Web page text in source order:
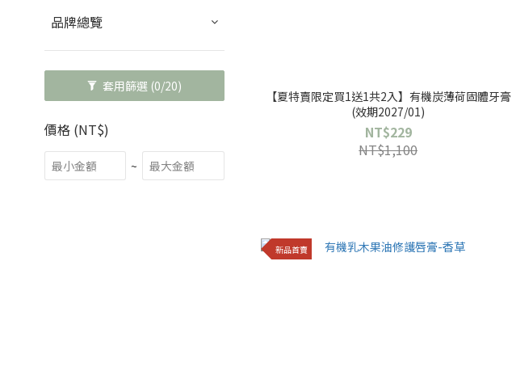
品牌總覽
套用篩選 (0/20)
價格 (NT$)
~
【夏特賣限定買1送1共2入】有機炭薄荷固體牙膏
(效期2027/01)
NT$229
NT$1,100
新品首賣